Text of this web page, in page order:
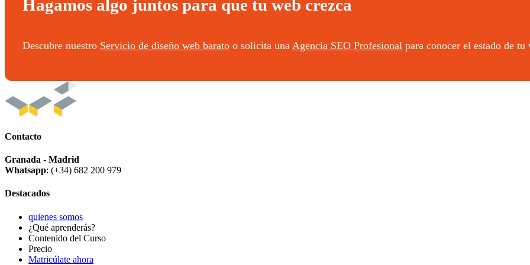
Hagamos algo juntos para que tu web crezca
Descubre nuestro Servicio de diseño web barato o solicita una Agencia SEO Profesional para conocer el estado de tu
Contacto
Granada - Madrid
Whatsapp: (+34) 682 200 979
Destacados
quienes somos
¿Qué aprenderás?
Contenido del Curso
Precio
Matricúlate ahora